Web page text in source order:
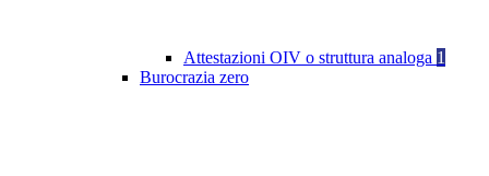
Attestazioni OIV o struttura analoga 1
Burocrazia zero